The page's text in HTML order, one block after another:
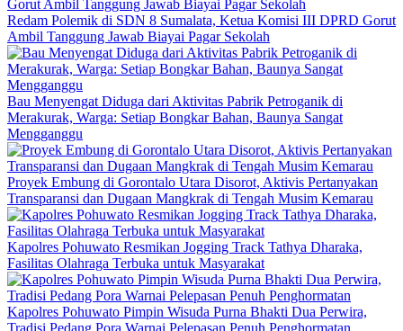
Redam Polemik di SDN 8 Sumalata, Ketua Komisi III DPRD Gorut
Ambil Tanggung Jawab Biayai Pagar Sekolah
Bau Menyengat Diduga dari Aktivitas Pabrik Petroganik di
Merakurak, Warga: Setiap Bongkar Bahan, Baunya Sangat
Mengganggu
Proyek Embung di Gorontalo Utara Disorot, Aktivis Pertanyakan
Transparansi dan Dugaan Mangkrak di Tengah Musim Kemarau
Kapolres Pohuwato Resmikan Jogging Track Tathya Dharaka,
Fasilitas Olahraga Terbuka untuk Masyarakat
Kapolres Pohuwato Pimpin Wisuda Purna Bhakti Dua Perwira,
Tradisi Pedang Pora Warnai Pelepasan Penuh Penghormatan